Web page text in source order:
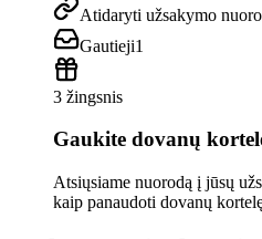
Atidaryti užsakymo
Gautieji1
3 žingsnis
Gaukite dovanų
Atsiųsiame nuorodą į jūsų
kaip panaudoti dovanų